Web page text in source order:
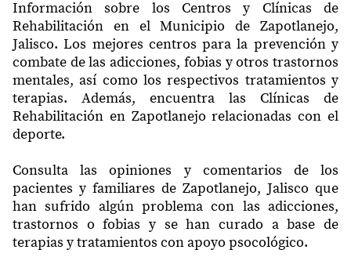
Información sobre los Centros y Clínicas de
Rehabilitación en el Municipio de Zapotlanejo,
Jalisco. Los mejores centros para la prevención y
combate de las adicciones, fobias y otros trastornos
mentales, así como los respectivos tratamientos y
terapias. Además, encuentra las Clínicas de
Rehabilitación en Zapotlanejo relacionadas con el
deporte.
Consulta las opiniones y comentarios de los
pacientes y familiares de Zapotlanejo, Jalisco que
han sufrido algún problema con las adicciones,
trastornos o fobias y se han curado a base de
terapias y tratamientos con apoyo psocológico.